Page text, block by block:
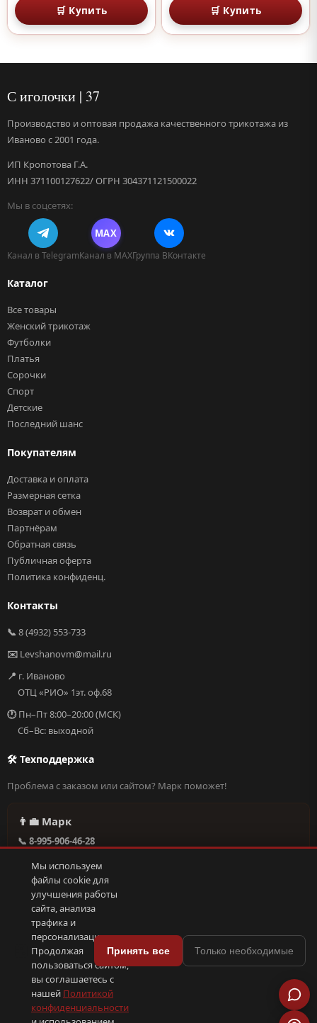
🛒 Купить 🛒 Купить
С иголочки | 37
Производство и оптовая продажа качественного трикотажа из
Иваново с 2001 года.
ИП Кропотова Г.А.
ИНН 371100127622/ ОГРН 304371121500022
Мы в соцсетях:
Канал в Telegram
MAX
Канал в MAXГруппа ВКонтакте
Каталог
Все товары
Женский трикотаж
Футболки
Платья
Сорочки
Спорт
Детские
Последний шанс
Покупателям
Доставка и оплата
Размерная сетка
Возврат и обмен
Партнёрам
Обратная связь
Публичная оферта
Политика конфиденц.
Контакты
📞 8 (4932) 553-733
✉️ Levshanovm@mail.ru
📍 г. Иваново
ОТЦ «РИО» 1эт. оф.68
🕐Пн–Пт 8:00–20:00 (МСК)
Сб–Вс: выходной
🛠 Техподдержка
Проблема с заказом или сайтом? Марк поможет!
👨‍💼 Марк
📞 8-995-906-46-28
🕐 Круглосуточно, без выходных
Написать в поддержку →
© 2026 С иголочки | 37. Все права защищены.
🛠 Поддержка·Оферта· 📦 YML-фид
Мы используем
файлы cookie для
улучшения работы
сайта, анализа
трафика и
персонализации.
Продолжая
пользоваться сайтом,
вы соглашаетесь с
нашей Политикой
конфиденциальности
Принять все Только необходимые